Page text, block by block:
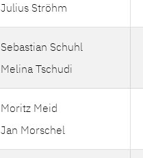
Julius Ströhm
Sebastian Schuhl
Melina Tschudi
Moritz Meid
Jan Morschel